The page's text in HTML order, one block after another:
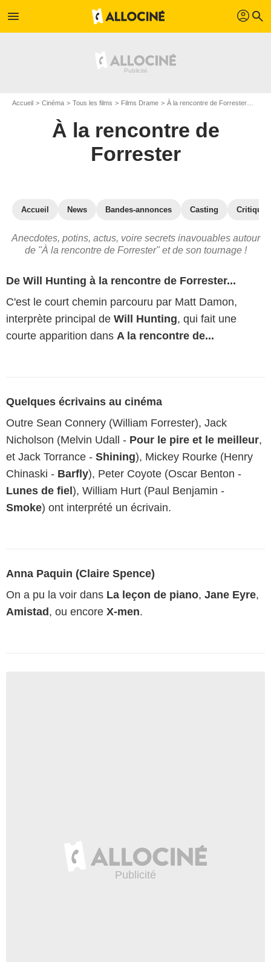
menu profil search
Accueil Cinéma Tous les films Films Drame À la rencontre de Forrester
À la rencontre de
Forrester
Accueil News Bandes-annonces Casting
Anecdotes, potins, actus, voire secrets inavouables autour
de "À la rencontre de Forrester" et de son tournage !
De Will Hunting à la rencontre de Forrester...
C'est le court chemin parcouru par Matt Damon,
interprète principal de Will Hunting, qui fait une
courte apparition dans A la rencontre de...
Quelques écrivains au cinéma
Outre Sean Connery (William Forrester), Jack
Nicholson (Melvin Udall - Pour le pire et le meilleur,
et Jack Torrance - Shining), Mickey Rourke (Henry
Chinaski - Barfly), Peter Coyote (Oscar Benton -
Lunes de fiel ), William Hurt (Paul Benjamin -
Smoke) ont interprété un écrivain.
Anna Paquin (Claire Spence)
On a pu la voir dans La leçon de piano, Jane Eyre,
Amistad , ou encore X-men.